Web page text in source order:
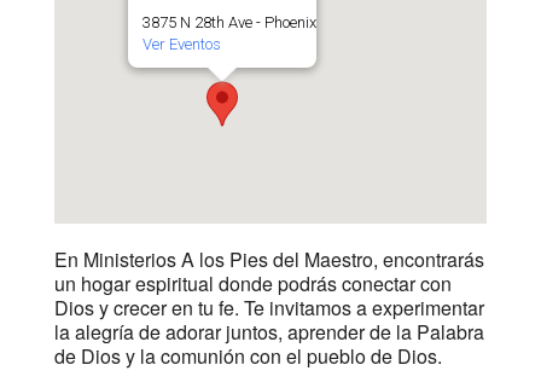
3875 N 28th Ave - Phoenix
Ver Eventos
En Ministerios A los Pies del Maestro, encontrarás
un hogar espiritual donde podrás conectar con
Dios y crecer en tu fe. Te invitamos a experimentar
la alegría de adorar juntos, aprender de la Palabra
de Dios y la comunión con el pueblo de Dios.